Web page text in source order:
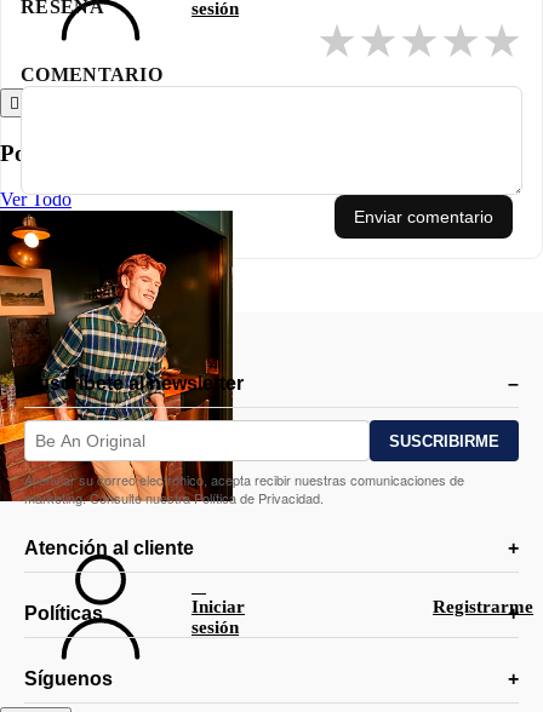
sesión
Polos
Ver Todo
Iniciar
sesión
Registrarme
un polo que combine estilo clásico con un aire moderno y actualizado.
RESEÑA
★
★
★
★
★
COMENTARIO
Enviar comentario
Suscríbete al newsletter
Al enviar su correo electrónico, acepta recibir nuestras comunicaciones de
marketing. Consulte nuestra Política de Privacidad.
Atención al cliente
Políticas
Síguenos